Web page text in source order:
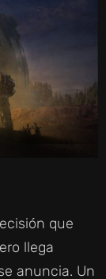
que
llega
anuncia. Un